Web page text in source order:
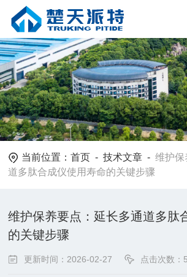
当前位置：首页 -技术文章 -维护保
道多肽合成仪使用寿命的关键步骤
维护保养要点：延长多通道多肽
的关键步骤
更新时间：2026-02-27 点击次数：